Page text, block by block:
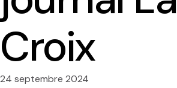
Le planning des séminaires 2025-2026
CREDO seminar series
Croix
24 septembre 2024